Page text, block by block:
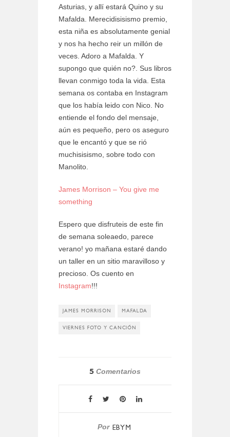
Asturias, y allí estará Quino y su
Mafalda. Merecidisisismo premio,
esta niña es absolutamente genial
y nos ha hecho reir un millón de
veces. Adoro a Mafalda. Y
supongo que quién no?. Sus libros
llevan conmigo toda la vida. Esta
semana os contaba en Instagram
que los había leido con Nico. No
entiende el fondo del mensaje,
aún es pequeño, pero os aseguro
que le encantó y que se rió
muchisisismo, sobre todo con
Manolito.
James Morrison – You give me
something
Espero que disfruteis de este fin
de semana soleaedo, parece
verano! yo mañana estaré dando
un taller en un sitio maravilloso y
precioso. Os cuento en
Instagram!!!
JAMES MORRISON MAFALDA
VIERNES FOTO Y CANCIÓN
5 Comentarios
Por EBYM